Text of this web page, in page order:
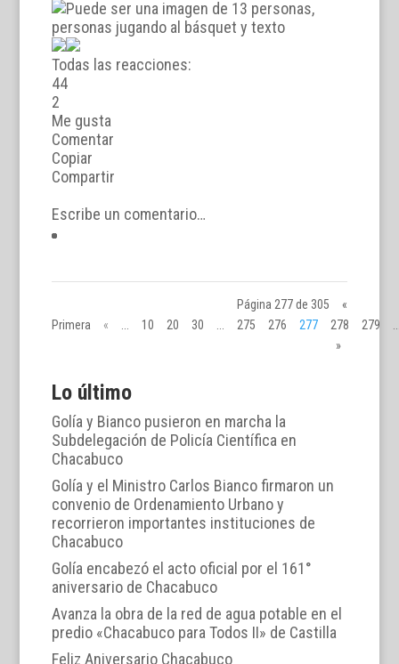
Todas las reacciones:
44
2
Me gusta
Comentar
Copiar
Compartir
Escribe un comentario…
Página 277 de 305
«
Primera
« 10 20 30 275 276 277 278 279
»
Lo último
Golía y Bianco pusieron en marcha la
Subdelegación de Policía Científica en
Chacabuco
Golía y el Ministro Carlos Bianco firmaron un
convenio de Ordenamiento Urbano y
recorrieron importantes instituciones de
Chacabuco
Golía encabezó el acto oficial por el 161°
aniversario de Chacabuco
Avanza la obra de la red de agua potable en el
predio «Chacabuco para Todos II» de Castilla
Feliz Aniversario Chacabuco